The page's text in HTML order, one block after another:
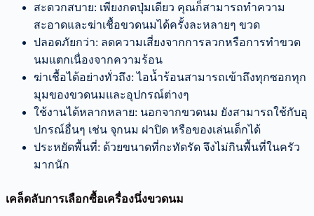
สะดวกสบาย: เพียงกดปุ่มเดียว คุณก็สามารถทำความ
สะอาดและฆ่าเชื้อขวดนมได้ครั้งละหลายๆ ขวด
ปลอดภัยกว่า: ลดความเสี่ยงจากการลวกหรือการทำขวด
นมแตกเนื่องจากความร้อน
ฆ่าเชื้อได้อย่างทั่วถึง: ไอน้ำร้อนสามารถเข้าถึงทุกซอกทุก
มุมของขวดนมและอุปกรณ์ต่างๆ
ใช้งานได้หลากหลาย: นอกจากขวดนม ยังสามารถใช้กับอุ
ปกรณ์อื่นๆ เช่น จุกนม ฝาปิด หรือของเล่นเด็กได้
ประหยัดพื้นที่: ด้วยขนาดที่กะทัดรัด จึงไม่กินพื้นที่ในครัว
มากนัก
เคล็ดลับการเลือกซื้อเครื่องนึ่งขวดนม